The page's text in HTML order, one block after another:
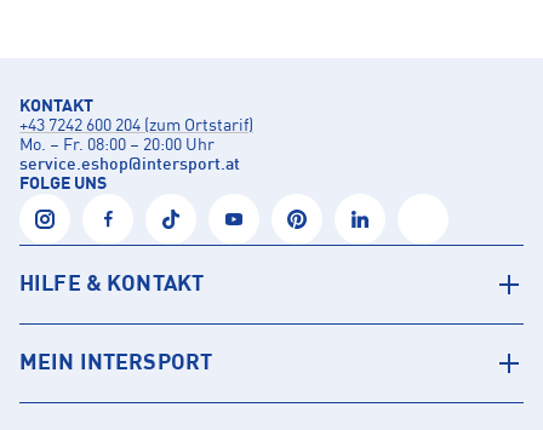
KONTAKT
+43 7242 600 204 (zum Ortstarif)
Mo. – Fr. 08:00 – 20:00 Uhr
service.eshop@intersport.at
FOLGE UNS
HILFE & KONTAKT
MEIN INTERSPORT